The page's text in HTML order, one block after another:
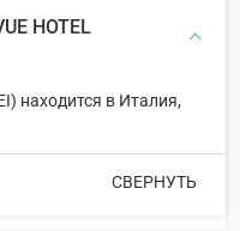
HOTEL
находится в Италия,
СВЕРНУТЬ